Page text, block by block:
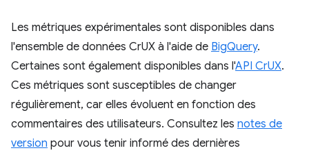
Les métriques expérimentales sont disponibles dans
l'ensemble de données CrUX à l'aide de BigQuery.
Certaines sont également disponibles dans l'API CrUX.
Ces métriques sont susceptibles de changer
régulièrement, car elles évoluent en fonction des
commentaires des utilisateurs. Consultez les notes de
version pour vous tenir informé des dernières